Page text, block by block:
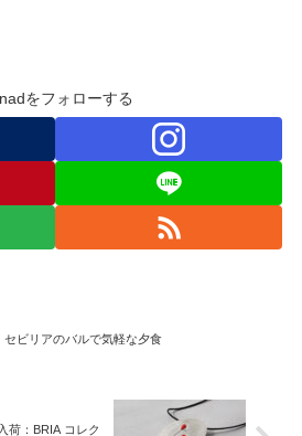
をフォローする
セビリアのバルで気軽な夕食
荷：BRIA コレク